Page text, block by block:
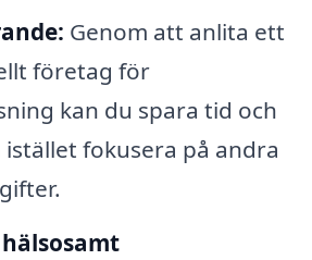
Genom att anlita ett
företag för
kan du spara tid och
fokusera på andra